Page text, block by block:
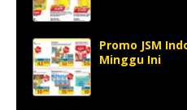
Promo JSM
Minggu Ini